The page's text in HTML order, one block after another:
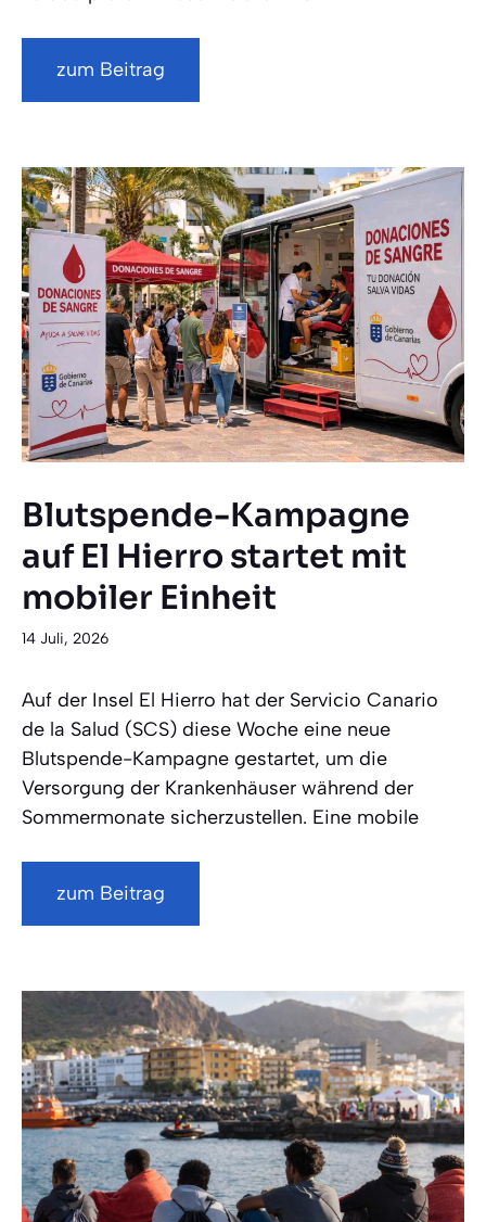
zum Beitrag
Blutspende-Kampagne
auf El Hierro startet mit
mobiler Einheit
14 Juli, 2026
Auf der Insel El Hierro hat der Servicio Canario
de la Salud (SCS) diese Woche eine neue
Blutspende-Kampagne gestartet, um die
Versorgung der Krankenhäuser während der
Sommermonate sicherzustellen. Eine mobile
zum Beitrag